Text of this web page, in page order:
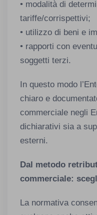
• modalità di
tariffe/corrispettivi;
• utilizzo di beni e
• rapporti con
soggetti terzi.
In questo modo
chiaro e
commerciale negli
dichiarativi sia a
esterni.
Dal metodo
commerciale:
La normativa